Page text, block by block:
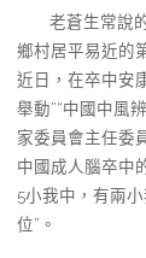
老蒼生常說
鄉村居平易近的
近日，在卒中安
舉動”“中國中風
家委員會主任委
中國成人腦卒中
5小我中，有兩
位”。